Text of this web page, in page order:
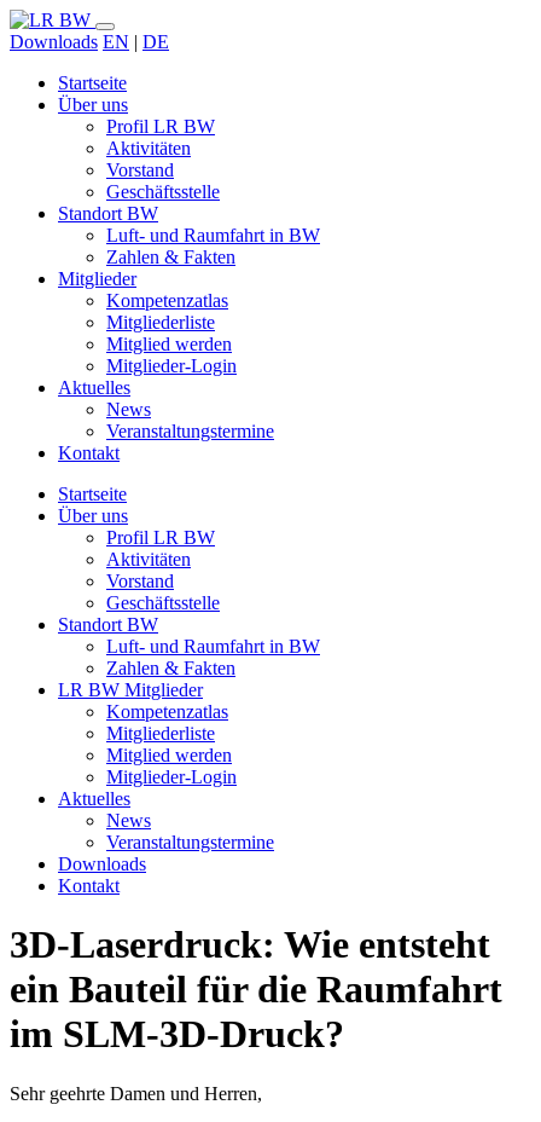
Downloads EN | DE
Startseite
Über uns
Profil LR BW
Aktivitäten
Vorstand
Geschäftsstelle
Standort BW
Luft- und Raumfahrt in BW
Zahlen & Fakten
Mitglieder
Kompetenzatlas
Mitgliederliste
Mitglied werden
Mitglieder-Login
Aktuelles
News
Veranstaltungstermine
Kontakt
Startseite
Über uns
Profil LR BW
Aktivitäten
Vorstand
Geschäftsstelle
Standort BW
Luft- und Raumfahrt in BW
Zahlen & Fakten
LR BW Mitglieder
Kompetenzatlas
Mitgliederliste
Mitglied werden
Mitglieder-Login
Aktuelles
News
Veranstaltungstermine
Downloads
Kontakt
3D-Laserdruck: Wie entsteht
ein Bauteil für die Raumfahrt
im SLM-3D-Druck?
Sehr geehrte Damen und Herren,